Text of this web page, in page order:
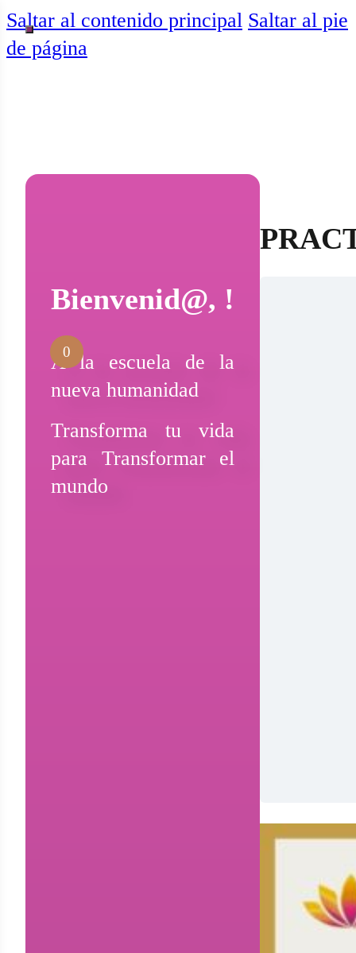
Saltar al contenido principal Saltar al pie
de página
Bienvenid@, !
0
A la escuela de la
nueva humanidad
Transforma tu vida
para Transformar el
mundo